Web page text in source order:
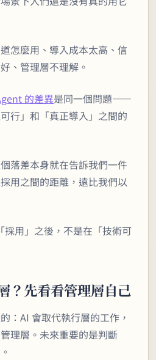
怎麼用、導入成本太高、信
、管理層不理解。
的差異是同一個問題——
行」和「真正導入」之間的
落差本身就在告訴我們一件
用之間的距離，遠比我們以
採用」之後，不是在「技術可
？先看看管理層自己
：AI 會取代執行層的工作，
理層。未來重要的是判斷